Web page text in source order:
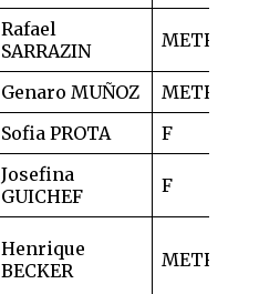
Rafael
SARRAZIN
METRO
Genaro MUÑOZ METRO
Sofia PROTA F
Josefina
GUICHEF
F
Henrique
BECKER
METRO